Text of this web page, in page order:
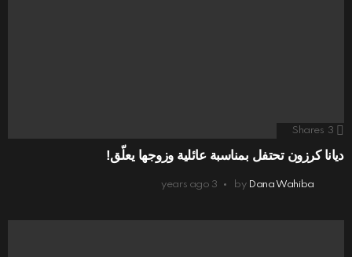
3
Shares
ديانا كرزون تحتفل بمناسبة عائلية وزوجها يعلّق!
by Dana Wahiba
3 years ago